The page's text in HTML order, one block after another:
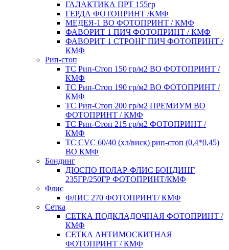
ГАЛАКТИКА ПРТ 155гр
ГЕРДА ФОТОПРИНТ /КМФ
МЕДЕЯ-1 ВО ФОТОПРИНТ / КМФ
ФАВОРИТ 1 ПИЧ ФОТОПРИНТ / КМФ
ФАВОРИТ 1 СТРОНГ ПИЧ ФОТОПРИНТ /
КМФ
Рип-стоп
TC Рип-Стоп 150 гр/м2 ВО ФОТОПРИНТ /
КМФ
TC Рип-Стоп 190 гр/м2 ВО ФОТОПРИНТ /
КМФ
TC Рип-Стоп 200 гр/м2 ПРЕМИУМ ВО
ФОТОПРИНТ / КМФ
TC Рип-Стоп 215 гр/м2 ФОТОПРИНТ /
КМФ
ТС CVC 60/40 (хл/виск) рип-стоп (0,4*0,45)
ВО КМФ
Бондинг
ДЮСПО ПОЛАР-ФЛИС БОНДИНГ
235ГР/250ГР ФОТОПРИНТ/КМФ
Флис
ФЛИС 270 ФОТОПРИНТ/ КМФ
Сетка
СЕТКА ПОДКЛАДОЧНАЯ ФОТОПРИНТ /
КМФ
СЕТКА АНТИМОСКИТНАЯ
ФОТОПРИНТ / КМФ